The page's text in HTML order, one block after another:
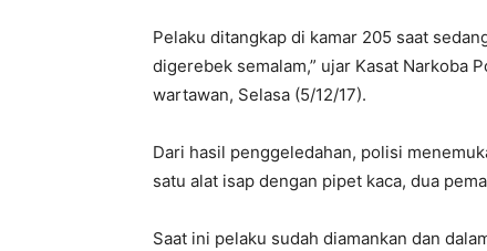
Pelaku ditangkap di kamar 205 saat
digerebek semalam,” ujar Kasat Narkoba
wartawan, Selasa (5/12/17).
Dari hasil penggeledahan, polisi
satu alat isap dengan pipet kaca, dua
Saat ini pelaku sudah diamankan dan